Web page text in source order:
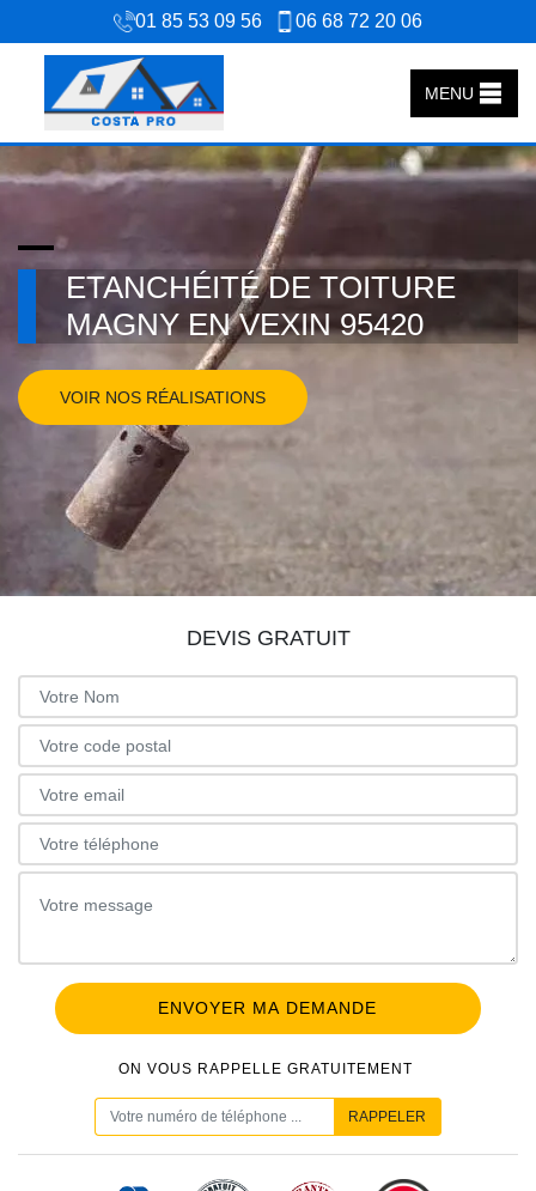
01 85 53 09 56 06 68 72 20 06
MENU
ETANCHÉITÉ DE TOITURE
MAGNY EN VEXIN 95420
VOIR NOS RÉALISATIONS
DEVIS GRATUIT
ON VOUS RAPPELLE GRATUITEMENT